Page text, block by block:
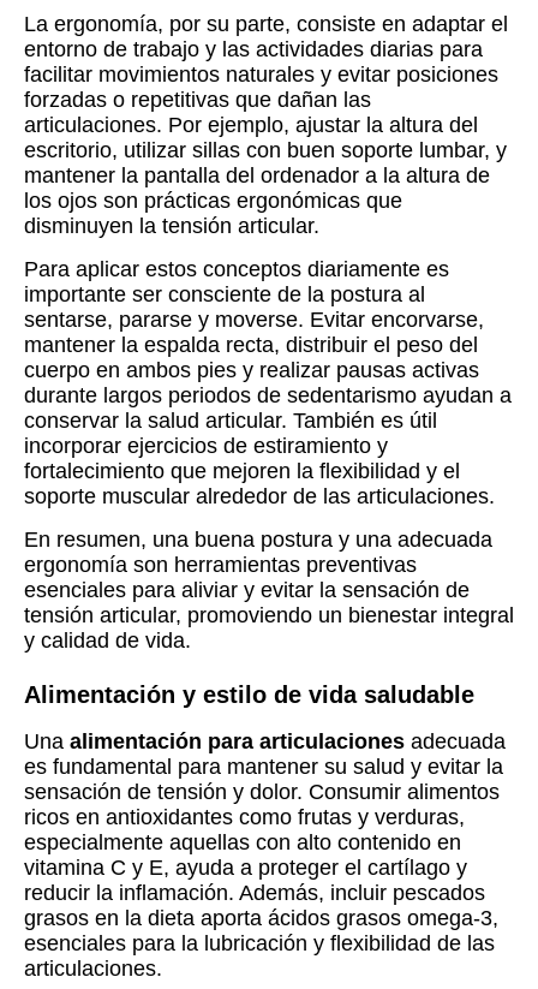
La ergonomía, por su parte, consiste en adaptar el
entorno de trabajo y las actividades diarias para
facilitar movimientos naturales y evitar posiciones
forzadas o repetitivas que dañan las
articulaciones. Por ejemplo, ajustar la altura del
escritorio, utilizar sillas con buen soporte lumbar, y
mantener la pantalla del ordenador a la altura de
los ojos son prácticas ergonómicas que
disminuyen la tensión articular.
Para aplicar estos conceptos diariamente es
importante ser consciente de la postura al
sentarse, pararse y moverse. Evitar encorvarse,
mantener la espalda recta, distribuir el peso del
cuerpo en ambos pies y realizar pausas activas
durante largos periodos de sedentarismo ayudan a
conservar la salud articular. También es útil
incorporar ejercicios de estiramiento y
fortalecimiento que mejoren la flexibilidad y el
soporte muscular alrededor de las articulaciones.
En resumen, una buena postura y una adecuada
ergonomía son herramientas preventivas
esenciales para aliviar y evitar la sensación de
tensión articular, promoviendo un bienestar integral
y calidad de vida.
Alimentación y estilo de vida saludable
Una alimentación para articulaciones adecuada
es fundamental para mantener su salud y evitar la
sensación de tensión y dolor. Consumir alimentos
ricos en antioxidantes como frutas y verduras,
especialmente aquellas con alto contenido en
vitamina C y E, ayuda a proteger el cartílago y
reducir la inflamación. Además, incluir pescados
grasos en la dieta aporta ácidos grasos omega-3,
esenciales para la lubricación y flexibilidad de las
articulaciones.